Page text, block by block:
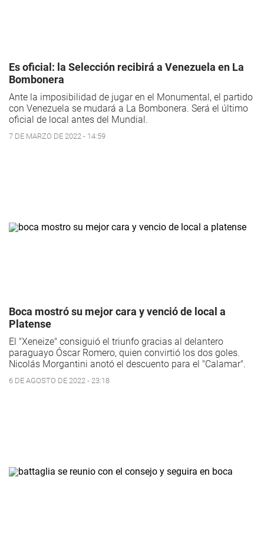
Es oficial: la Selección recibirá a Venezuela en La
Bombonera
Ante la imposibilidad de jugar en el Monumental, el partido
con Venezuela se mudará a La Bombonera. Será el último
oficial de local antes del Mundial.
7 DE MARZO DE 2022 - 14:59
Boca mostró su mejor cara y venció de local a
Platense
El "Xeneize" consiguió el triunfo gracias al delantero
paraguayo Óscar Romero, quien convirtió los dos goles.
Nicolás Morgantini anotó el descuento para el "Calamar".
6 DE AGOSTO DE 2022 - 23:18